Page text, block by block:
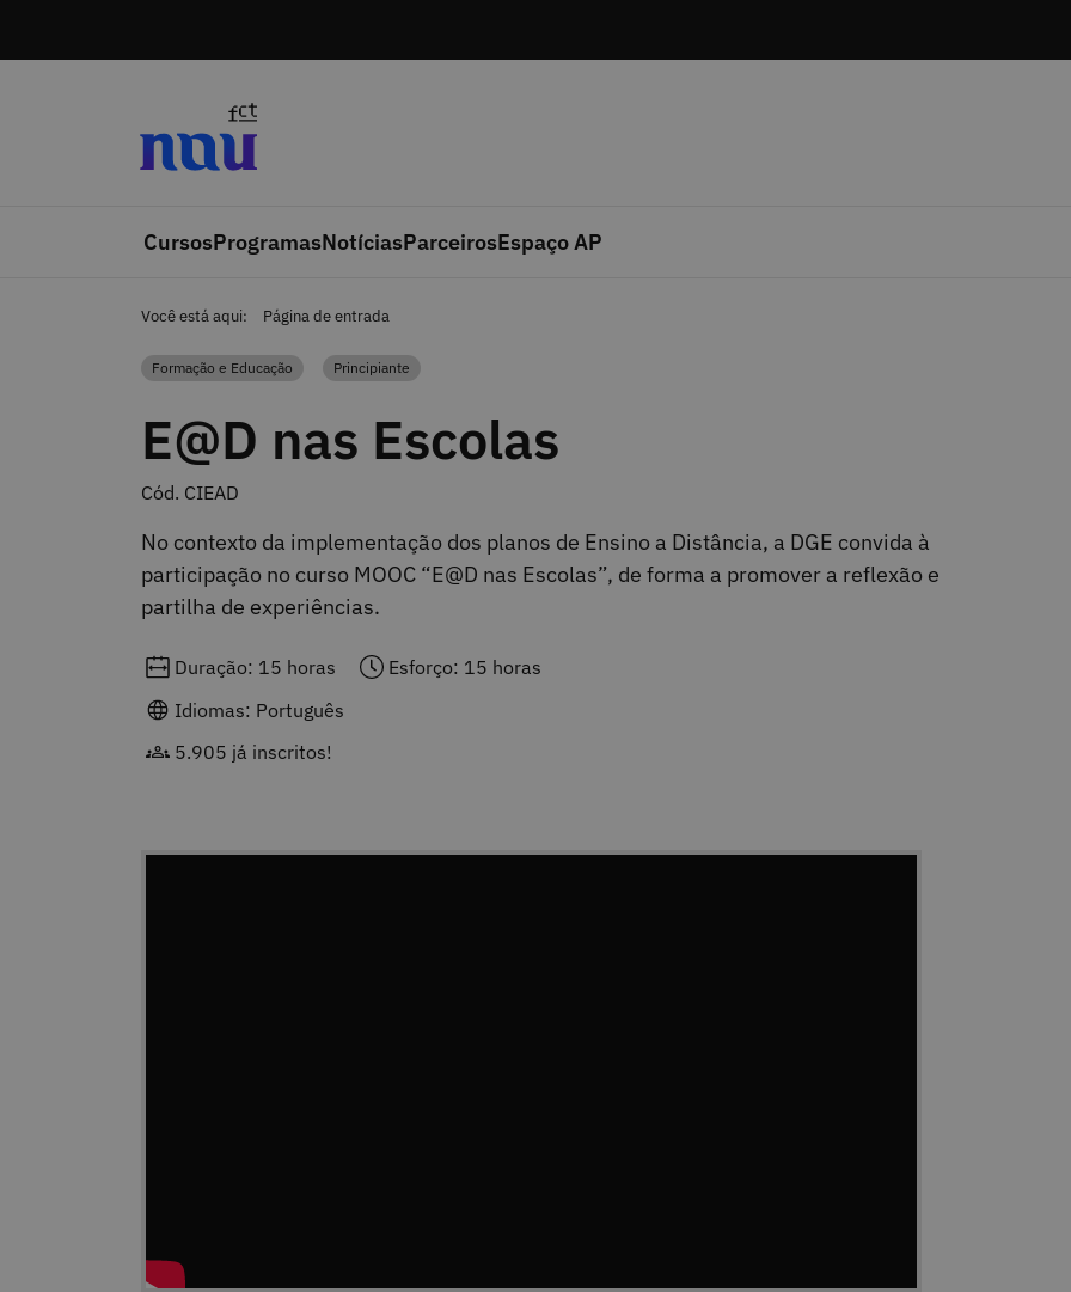
CursosProgramasNotíciasParceirosEspaço AP
Você está aqui: Página de entrada
E@D nas Escolas
Cód. CIEAD
Categoria
Formação e Educação Categoria
Principiante
No contexto da implementação dos planos de Ensino a Distância, a DGE convida à
participação no curso MOOC “E@D nas Escolas”, de forma a promover a reflexão e
partilha de experiências.
Duração: 15 horas
Esforço: 15 horas
Idiomas: Português
5.905 já inscritos!